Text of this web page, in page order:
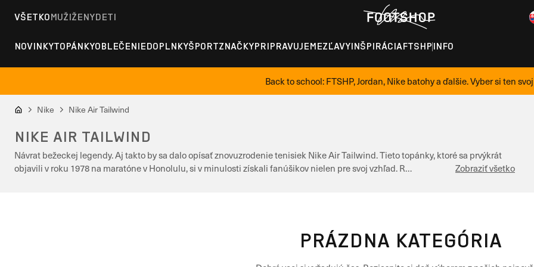
VŠETKOMUŽIŽENYDETI
NOVINKYTOPÁNKYOBLEČENIEDOPLNKYŠPORTZNAČKYPRIPRAVUJEMEZĽAVYINŠPIRÁCIAFTSHP INFO
Back to school: FTSHP, Jordan, Nike batohy a ďalšie. Vyber si ten
Nike Nike Air Tailwind
NIKE AIR TAILWIND
Návrat bežeckej legendy. Aj takto by sa dalo opísať znovuzrodenie tenisiek Nike Air Tailwind. Tieto topánky, ktoré sa prvýkrát
objavili v roku 1978 na maratóne v Honolulu, si v minulosti získali fanúšikov nielen pre svoj vzhľad. R…
Zobraziť všetko
PRÁZDNA KATEGÓRIA